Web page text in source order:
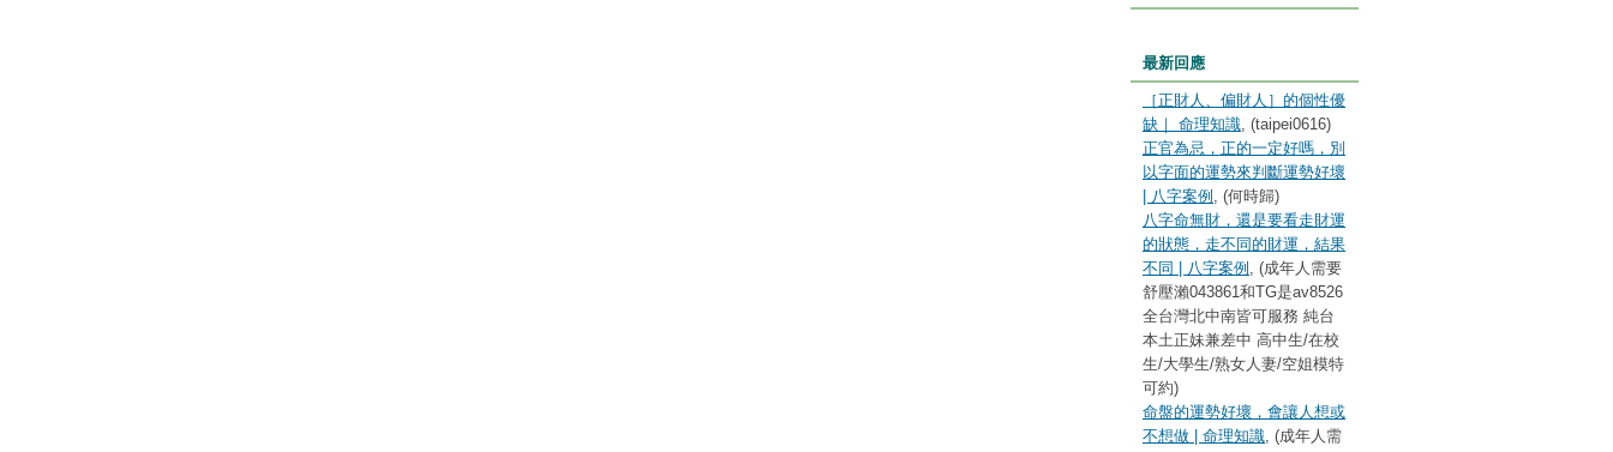
最新回應
［正財人、偏財人］的個性優
缺｜ 命理知識, (taipei0616)
正官為忌，正的一定好嗎，別
以字面的運勢來判斷運勢好壞
| 八字案例 , (何時歸)
八字命無財，還是要看走財運
的狀態，走不同的財運，結果
不同 | 八字案例 , (成年人需要
舒壓瀨043861和TG是av8526
全台灣北中南皆可服務 純台
本土正妹兼差中 高中生/在校
生/大學生/熟女人妻/空姐模特
可約)
命盤的運勢好壞，會讓人想或
不想做 | 命理知識, (成年人需